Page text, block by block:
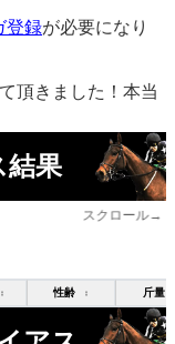
登録が必要になり
頂きました！本当
結果
スクロール→
↕ 性齢 ↕ 斤量